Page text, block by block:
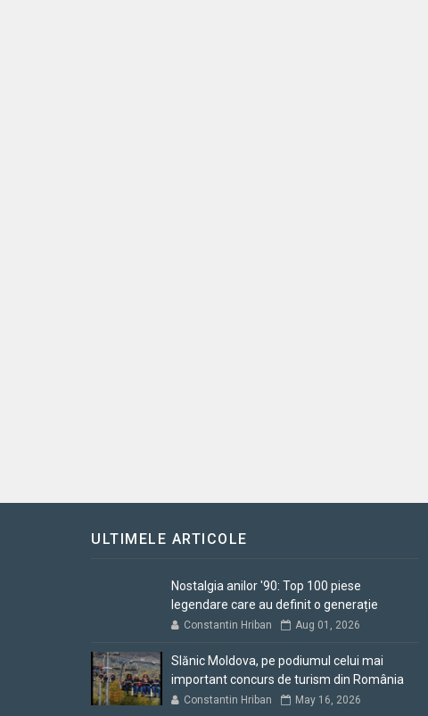
ULTIMELE ARTICOLE
Nostalgia anilor '90: Top 100 piese
legendare care au definit o generație
Constantin Hriban Aug 01, 2026
Slănic Moldova, pe podiumul celui mai
important concurs de turism din România
Constantin Hriban May 16, 2026